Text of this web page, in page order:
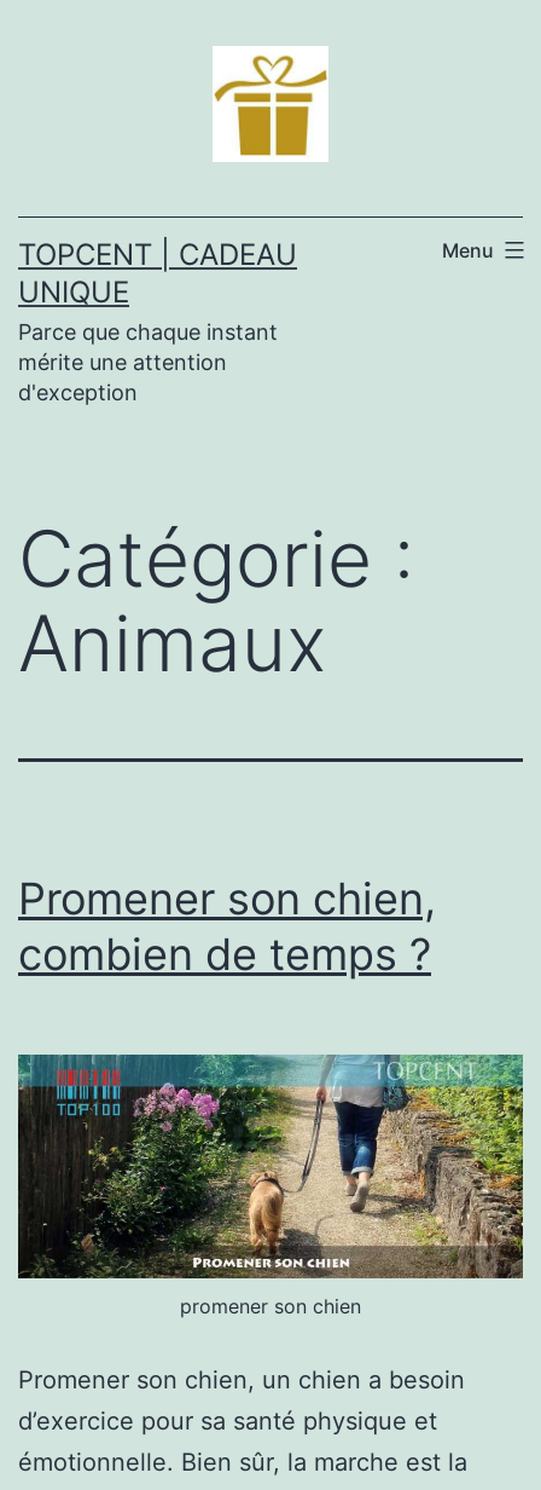
TOPCENT | CADEAU
UNIQUE
Parce que chaque instant
mérite une attention
d'exception
Menu
Catégorie :
Animaux
Promener son chien,
combien de temps ?
promener son chien
Promener son chien, un chien a besoin
d’exercice pour sa santé physique et
émotionnelle. Bien sûr, la marche est la